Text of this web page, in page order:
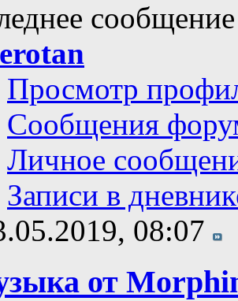
Просмотр
Сообщения
Личное
Записи в
08:07
от